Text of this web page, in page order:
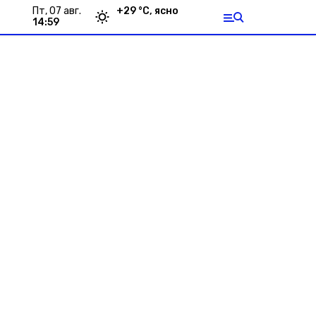
пт, 07 авг.
14:59
+29 °С, ясно